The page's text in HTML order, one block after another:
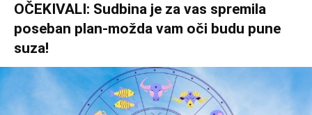
OČEKIVALI: Sudbina je za vas spremila
poseban plan-možda vam oči budu pune
suza!